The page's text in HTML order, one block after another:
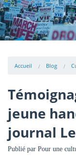
Accueil Blog
jeune
journal
Publié par Pour une